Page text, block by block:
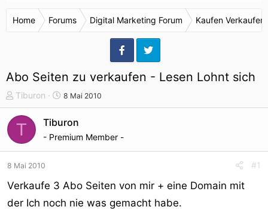
Home Forums Digital Marketing Forum Kaufen Verkaufen
Abo Seiten zu verkaufen - Lesen Lohnt sich
T
h
e
e
s
t
r
Tiburon
S
t
a
t
m
8 Mai 2010
T Tiburon
- Premium Member -
8 Mai 2010 #1
Verkaufe 3 Abo Seiten von mir + eine Domain mit
der Ich noch nie was gemacht habe.